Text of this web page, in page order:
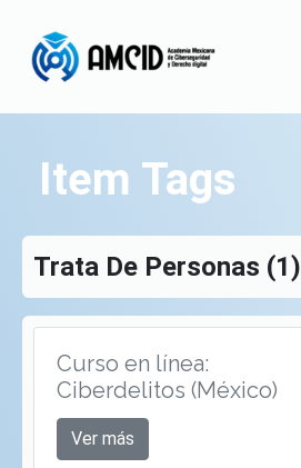
Item Tags
Trata De Personas (1)
Curso en línea:
Ciberdelitos (México)
Ver más